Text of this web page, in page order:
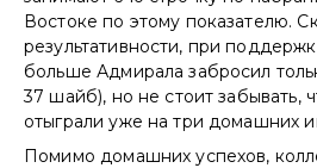
Востоке по этому показателю.
результативности, при
больше Адмирала забросил
37 шайб), но не стоит забывать,
отыграли уже на три домашних
Помимо домашних успехов,